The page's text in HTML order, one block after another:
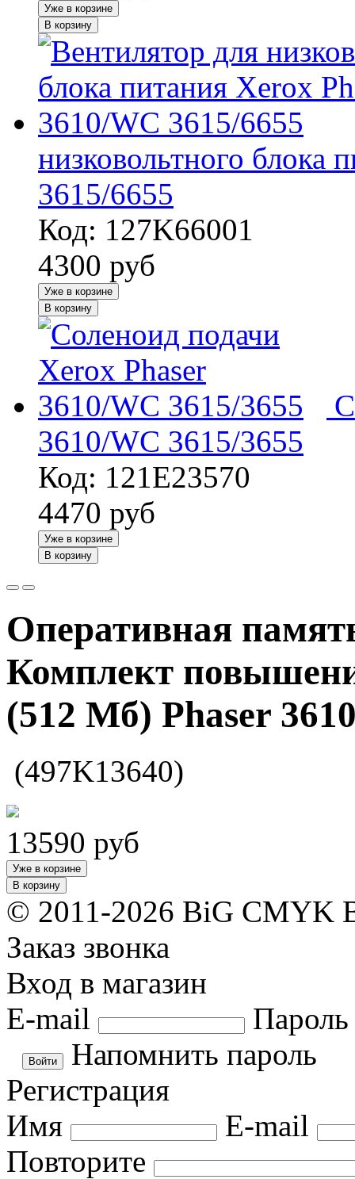
Уже в корзине
В корзину
низковольтного блока
3615/6655
Код: 127K66001
4300 руб
Уже в корзине
В корзину
3610/WC 3615/3655
Код: 121E23570
4470 руб
Уже в корзине
В корзину
Оперативная
Комплект
(512 Мб) Phaser
(497K13640)
13590 руб
Уже в корзине
В корзину
© 2011-2026 BiG CMYK
Заказ звонка
Вход в магазин
E-mail
Пароль
Напомнить пароль
Регистрация
Имя
E-mail
Повторите